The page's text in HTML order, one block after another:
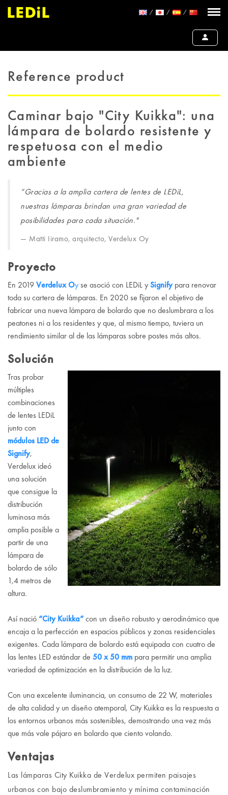
Reference product
Caminar bajo "City Kuikka": una
lámpara de bolardo resistente y
respetuosa con el medio
ambiente
“Gracias a la amplia cartera de lentes de LEDiL,
nuestras lámparas brindan una gran variedad de
posibilidades para cada situación."
Matti Iiramo, arquitecto, Verdelux Oy
Proyecto
En 2019Verdelux Oyse asoció con LEDiL ySignifypara renovar
toda su cartera de lámparas. En 2020 se fijaron el objetivo de
fabricar una nueva lámpara de bolardo que no deslumbrara a los
peatones ni a los residentes y que, al mismo tiempo, tuviera un
rendimiento similar al de las lámparas sobre postes más altos.
Solución
Tras probar
múltiples
combinaciones
de lentes LEDiL
junto con
módulos LED de
Signify,
Verdelux ideó
una solución
que consigue la
distribución
luminosa más
amplia posible a
partir de una
lámpara de
bolardo de sólo
1,4 metros de
altura.
Así nació“City Kuikka”con un diseño robusto y aerodinámico que
encaja a la perfección en espacios públicos y zonas residenciales
exigentes. Cada lámpara de bolardo está equipada con cuatro de
las lentes LED estándar de 50 x 50 mm para permitir una amplia
variedad de optimización en la distribución de la luz.
Con una excelente iluminancia, un consumo de 22 W, materiales
de alta calidad y un diseño atemporal, City Kuikka es la respuesta a
los entornos urbanos más sostenibles, demostrando una vez más
que más vale pájaro en bolardo que ciento volando.
Ventajas
Las lámparas City Kuikka de Verdelux permiten paisajes
urbanos con bajo deslumbramiento y mínima contaminación